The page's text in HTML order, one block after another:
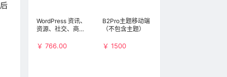
WordPress 资讯、
资源、社交、商
多功能商用主题：
￥ 766.00
B2Pro主题移动端
（不包含主题）
￥ 1500